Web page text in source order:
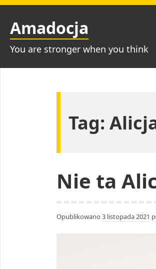
Przejdź
treści
Amadocja
You are stronger when you think
Tag:
Nie ta
Opublikowano 3 listopada 2021